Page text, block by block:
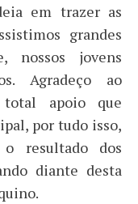
em trazer as
grandes
nossos jovens
Agradeço ao
apoio que
por tudo isso,
resultado dos
diante desta